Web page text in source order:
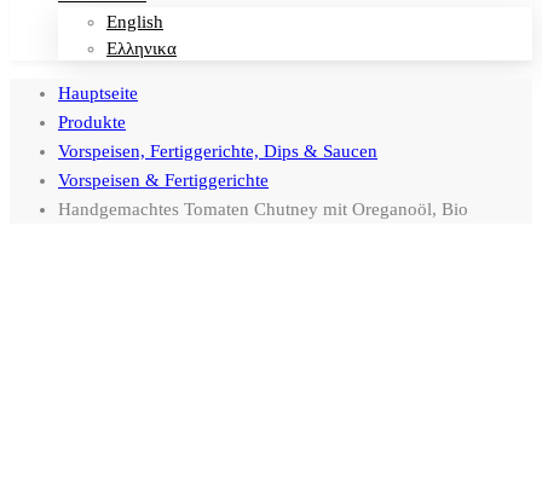
English
Ελληνικα
Hauptseite
Produkte
Vorspeisen, Fertiggerichte, Dips & Saucen
Vorspeisen & Fertiggerichte
Handgemachtes Tomaten Chutney mit Oreganoöl, Bio